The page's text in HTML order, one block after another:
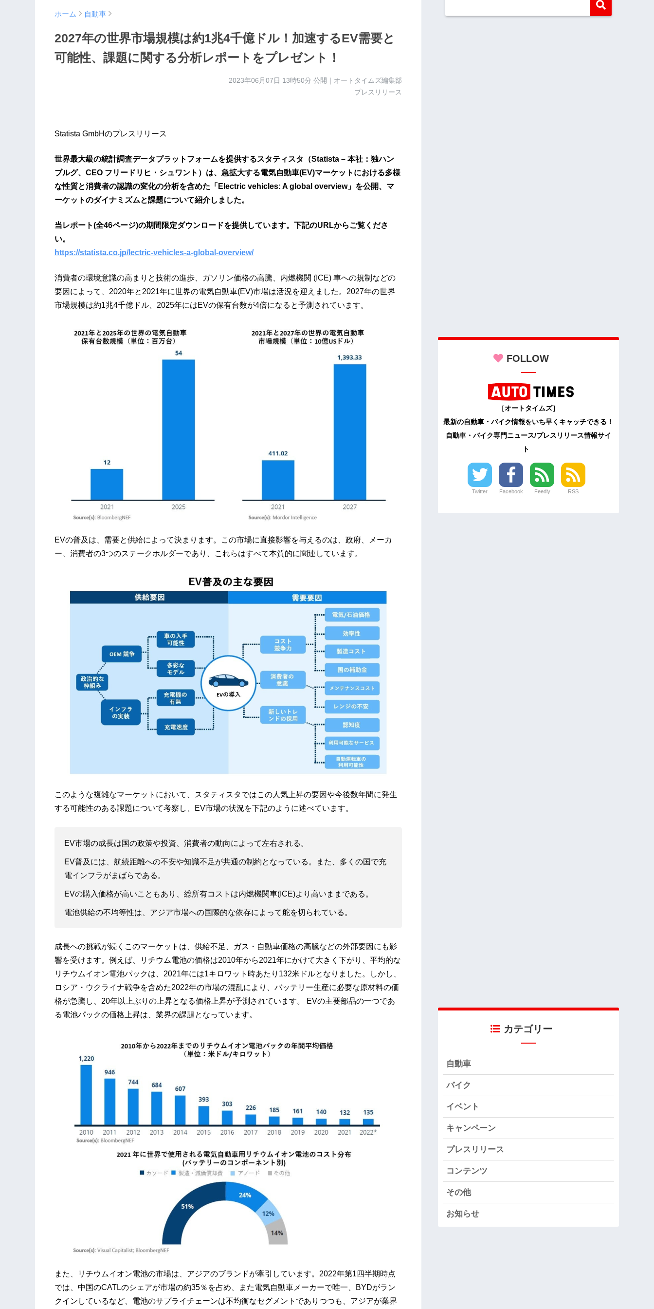
ホーム 自動車
2027年の世界市場規模は約1兆4千億ドル！加速するEV需要と
可能性、課題に関する分析レポートをプレゼント！
2023年06月07日 13時50分 公開｜オートタイムズ編集部
プレスリリース
Statista GmbHのプレスリリース
世界最大級の統計調査データプラットフォームを提供するスタティスタ（Statista – 本社：独ハン
ブルグ、CEO フリードリヒ・シュワント）は、急拡大する電気自動車(EV)マーケットにおける多様
な性質と消費者の認識の変化の分析を含めた「Electric vehicles: A global overview」を公開、マ
ーケットのダイナミズムと課題について紹介しました。
当レポート(全46ページ)の期間限定ダウンロードを提供しています。下記のURLからご覧くださ
い。
https://statista.co.jp/lectric-vehicles-a-global-overview/
消費者の環境意識の高まりと技術の進歩、ガソリン価格の高騰、内燃機関 (ICE) 車への規制などの
要因によって、2020年と2021年に世界の電気自動車(EV)市場は活況を迎えました。2027年の世界
市場規模は約1兆4千億ドル、2025年にはEVの保有台数が4倍になると予測されています。
EVの普及は、需要と供給によって決まります。この市場に直接影響を与えるのは、政府、メーカ
ー、消費者の3つのステークホルダーであり、これらはすべて本質的に関連しています。
このような複雑なマーケットにおいて、スタティスタではこの人気上昇の要因や今後数年間に発生
する可能性のある課題について考察し、EV市場の状況を下記のように述べています。
EV市場の成長は国の政策や投資、消費者の動向によって左右される。
EV普及には、航続距離への不安や知識不足が共通の制約となっている。また、多くの国で充
電インフラがまばらである。
EVの購入価格が高いこともあり、総所有コストは内燃機関車(ICE)より高いままである。
電池供給の不均等性は、アジア市場への国際的な依存によって舵を切られている。
成長への挑戦が続くこのマーケットは、供給不足、ガス・自動車価格の高騰などの外部要因にも影
響を受けます。例えば、リチウム電池の価格は2010年から2021年にかけて大きく下がり、平均的な
リチウムイオン電池パックは、2021年には1キロワット時あたり132米ドルとなりました。しかし、
ロシア・ウクライナ戦争を含めた2022年の市場の混乱により、バッテリー生産に必要な原材料の価
格が急騰し、20年以上ぶりの上昇となる価格上昇が予測されています。 EVの主要部品の一つであ
る電池パックの価格上昇は、業界の課題となっています。
また、リチウムイオン電池の市場は、アジアのブランドが牽引しています。2022年第1四半期時点
では、中国のCATLのシェアが市場の約35％を占め、また電気自動車メーカーで唯一、BYDがラン
クインしているなど、電池のサプライチェーンは不均衡なセグメントでありつつも、アジアが業界
FOLLOW
［オートタイムズ］
最新の自動車・バイク情報をいち早くキャッチできる！
自動車・バイク専門ニュース/プレスリリース情報サイ
ト
Twitter Facebook Feedly RSS
カテゴリー
自動車
バイク
イベント
キャンペーン
プレスリリース
コンテンツ
その他
お知らせ